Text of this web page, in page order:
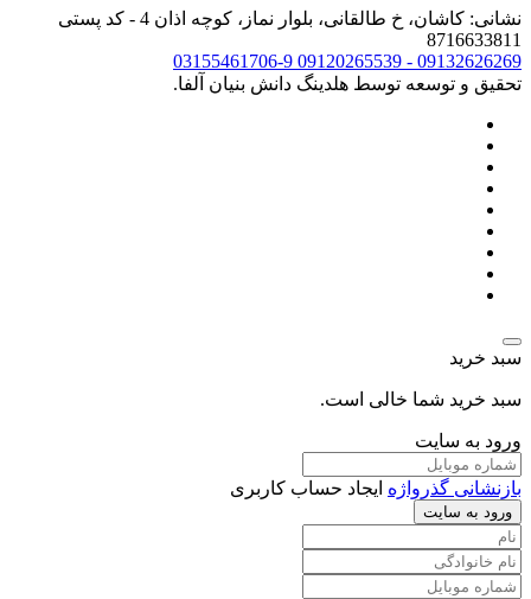
نشانی: کاشان، خ طالقانی، بلوار نماز، کوچه اذان 4 - کد پستی
8716633811
09132626269 - 09120265539
03155461706-9
تحقیق و توسعه توسط هلدینگ دانش بنیان آلفا.
سبد خرید
سبد خرید شما خالی است.
ورود به سایت
بازنشانی گذرواژه ایجاد حساب کاربری
ورود به سایت